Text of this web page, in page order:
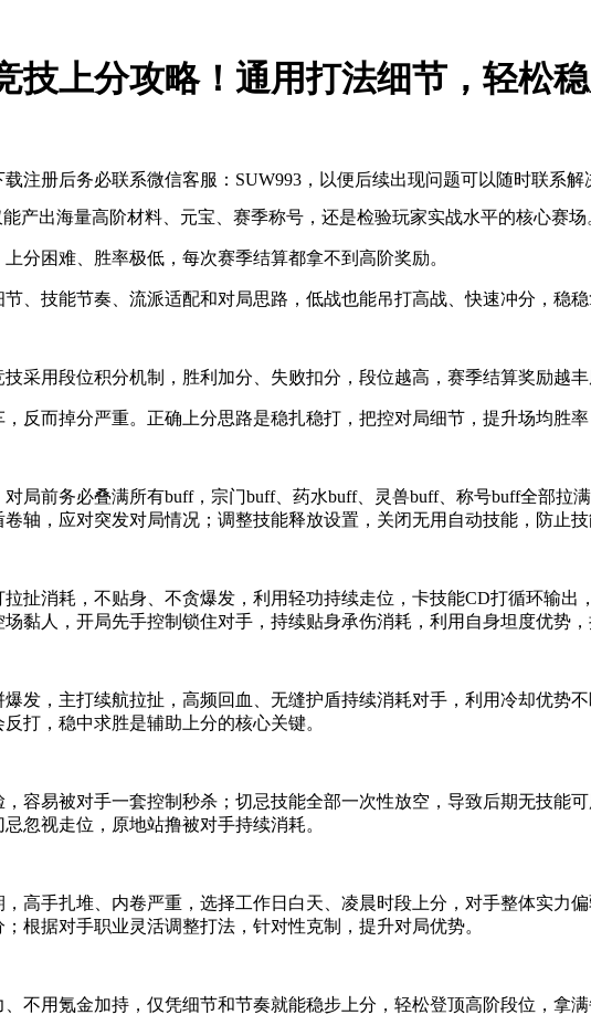
技上分攻略！通用打法细节，轻松
注册后务必联系微信客服：SUW993，以便后续出现问题可以随时联系解
产出海量高阶材料、元宝、赛季称号，还是检验玩家实战水平的核心赛场
分困难、胜率极低，每次赛季结算都拿不到高阶奖励。
、技能节奏、流派适配和对局思路，低战也能吊打高战、快速冲分，稳稳
采用段位积分机制，胜利加分、失败扣分，段位越高，赛季结算奖励越
反而掉分严重。正确上分思路是稳扎稳打，把控对局细节，提升场均胜
局前务必叠满所有buff，宗门buff、药水buff、灵兽buff、称号buff全部拉
轴，应对突发对局情况；调整技能释放设置，关闭无用自动技能，防止
扯消耗，不贴身、不贪爆发，利用轻功持续走位，卡技能CD打循环输
黏人，开局先手控制锁住对手，持续贴身承伤消耗，利用自身坦度优势
发，主打续航拉扯，高频回血、无缝护盾持续消耗对手，利用冷却优势
打，稳中求胜是辅助上分的核心关键。
容易被对手一套控制秒杀；切忌技能全部一次性放空，导致后期无技能
忽视走位，原地站撸被对手持续消耗。
高手扎堆、内卷严重，选择工作日白天、凌晨时段上分，对手整体实力
根据对手职业灵活调整打法，针对性克制，提升对局优势。
不用氪金加持，仅凭细节和节奏就能稳步上分，轻松登顶高阶段位，拿